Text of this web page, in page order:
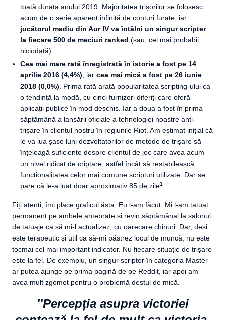
toată durata anului 2019. Majoritatea trișorilor se folosesc
acum de o serie aparent infinită de conturi furate, iar
jucătorul mediu din Aur IV va întâlni un singur scripter
la fiecare 500 de meciuri ranked (sau, cel mai probabil,
niciodată).
Cea mai mare rată înregistrată în istorie a fost pe 14
aprilie 2016 (4,4%) , iar cea mai mică a fost pe 26 iunie
2018 (0,0%) . Prima rată arată popularitatea scripting-ului ca
o tendință la modă, cu cinci furnizori diferiți care oferă
aplicații publice în mod deschis. Iar a doua a fost în prima
săptămână a lansării oficiale a tehnologiei noastre anti-
trișare în clientul nostru în regiunile Riot. Am estimat inițial că
le va lua șase luni dezvoltatorilor de metode de trișare să
înțeleagă suficiente despre clientul de joc care avea acum
un nivel ridicat de criptare, astfel încât să restabilească
funcționalitatea celor mai comune scripturi utilizate. Dar se
pare că le-a luat doar aproximativ 85 de zile1
Fiți atenți, îmi place graficul ăsta. Eu l-am făcut. Mi l-am tatuat
permanent pe ambele antebrațe și revin săptămânal la salonul
de tatuaje ca să mi-l actualizez, cu oarecare chinuri. Dar, deși
este terapeutic și util ca să-mi păstrez locul de muncă, nu este
tocmai cel mai important indicator. Nu fiecare situație de trișare
este la fel. De exemplu, un singur scripter în categoria Master
ar putea ajunge pe prima pagină de pe Reddit, iar apoi am
avea mult zgomot pentru o problemă destul de mică.
''Percepția asupra victoriei